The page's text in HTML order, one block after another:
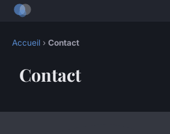
Accueil › Contact
Contact